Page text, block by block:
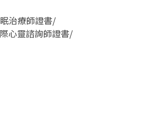
治療師證書/
心靈諮詢師證書/